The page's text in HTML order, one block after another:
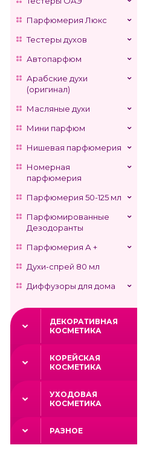
Парфюмерия Люкс
Тестеры духов
Автопарфюм
Арабские духи
(оригинал)
Масляные духи
Мини парфюм
Нишевая парфюмерия
Номерная
парфюмерия
Парфюмерия 50-125 мл
Парфюмированные
Дезодоранты
Парфюмерия А +
Духи-спрей 80 мл
Диффузоры для дома
ДЕКОРАТИВНАЯ
КОСМЕТИКА
КОРЕЙСКАЯ
КОСМЕТИКА
УХОДОВАЯ
КОСМЕТИКА
РАЗНОЕ